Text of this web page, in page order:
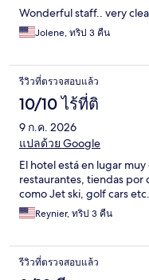
Wonderful staff.. very
Jolene, ทริป 3 คืน
รีวิวที่ตรวจสอบแล้ว
10/10 ไร้ที่ติ
9 ก.ค. 2026
แปลด้วย Google
El hotel está en lugar
restaurantes, tiendas
como Jet ski, golf cars etc.
Reynier, ทริป 3 คืน
รีวิวที่ตรวจสอบแล้ว